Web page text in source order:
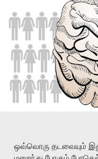
ஒவ்வொரு தடவையும்